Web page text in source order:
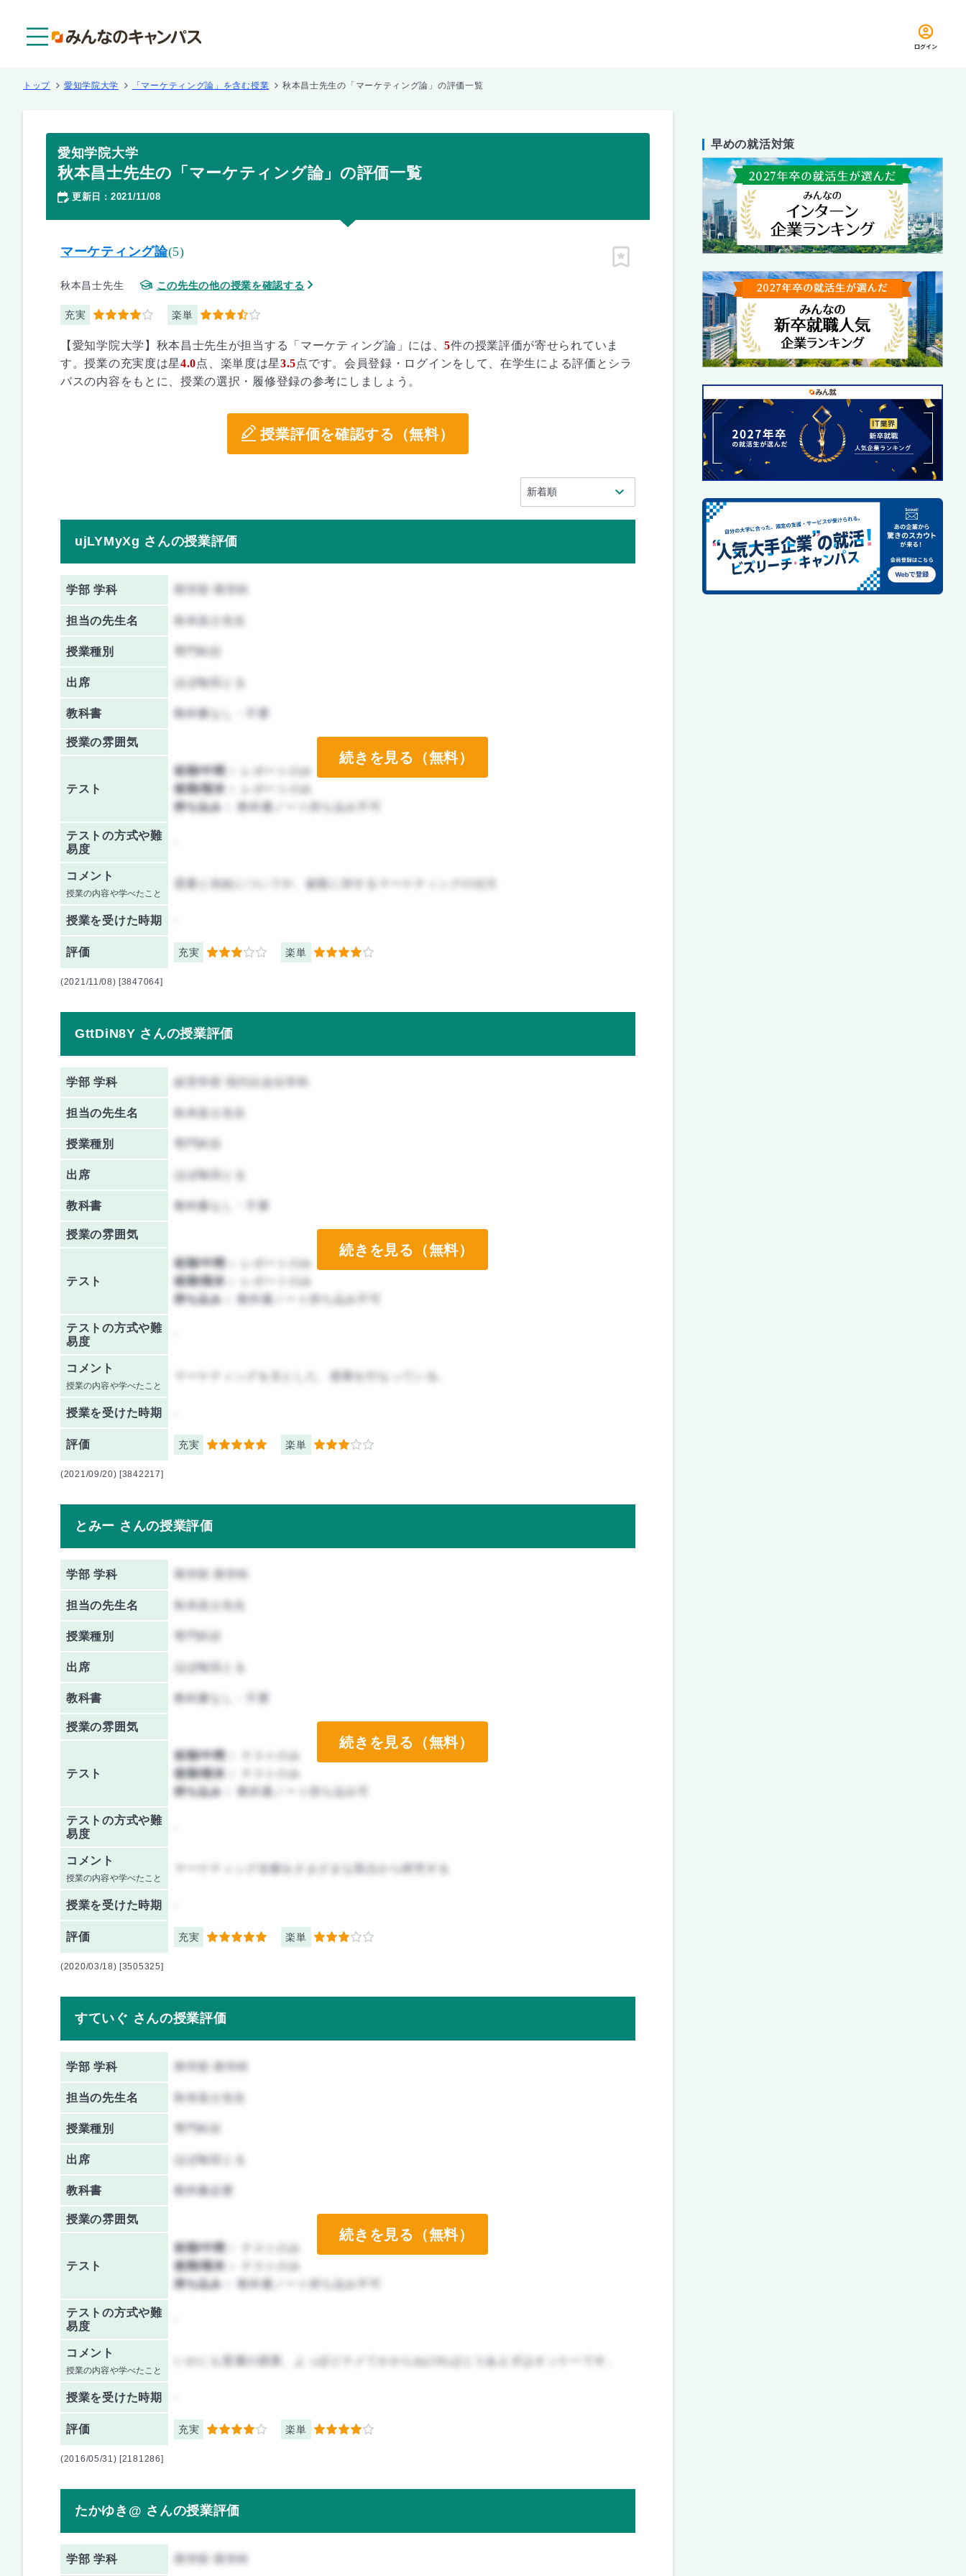
ログイン
トップ 愛知学院大学 「マーケティング論」を含む授業 秋本昌士先生の「マーケティング論」の評価一覧
愛知学院大学
秋本昌士先生の「マーケティング論」の評価一覧
更新日 ： 2021/11/08
マーケティング論(5)
秋本昌士先生 この先生の他の授業を確認する
充実 4 楽単 3.5
ピン留め
【愛知学院大学】秋本昌士先生が担当する「マーケティング論」には、5件の授業評価が寄せられていま
す。授業の充実度は星4.0点、楽単度は星3.5点です。会員登録・ログインをして、在学生による評価とシラ
バスの内容をもとに、授業の選択・履修登録の参考にしましょう。
授業評価を確認する（無料）
ujLYMyXg さんの授業評価
学部 学科
担当の先生名
授業種別 専門科目
出席 ほぼ毎回とる
教科書 教科書なし・不要
授業の雰囲気
テスト
前期/中間：
レポートのみ
後期/期末：
レポートのみ
持ち込み：
教科書ノート持ち込み不可
テストの方式や難
易度
コメント
授業の内容や学べたこと
需要と供給についてや、顧客に対するマーケティングの仕方
授業を受けた時期
評価 充実 3 楽単 4
続きを見る（無料）
(2021/11/08) [3847064]
GttDiN8Y さんの授業評価
学部 学科 経営学部 現代社会法学科
担当の先生名
授業種別 専門科目
出席 ほぼ毎回とる
教科書 教科書なし・不要
授業の雰囲気
テスト
前期/中間：
レポートのみ
後期/期末：
レポートのみ
持ち込み：
教科書ノート持ち込み不可
テストの方式や難
易度
コメント
授業の内容や学べたこと
授業を受けた時期
評価 充実 5 楽単 3
続きを見る（無料）
(2021/09/20) [3842217]
とみー さんの授業評価
学部 学科
担当の先生名
授業種別 専門科目
出席 ほぼ毎回とる
教科書 教科書なし・不要
授業の雰囲気
テスト
前期/中間：
テストのみ
後期/期末：
テストのみ
持ち込み：
教科書ノート持ち込み可
テストの方式や難
易度
コメント
授業の内容や学べたこと
マーケティング全般をさまざまな視点から研究する
授業を受けた時期
評価 充実 5 楽単 3
続きを見る（無料）
(2020/03/18) [3505325]
すていぐ さんの授業評価
学部 学科
担当の先生名
授業種別 専門科目
出席 ほぼ毎回とる
教科書 教科書必要
授業の雰囲気
テスト
前期/中間：
テストのみ
後期/期末：
テストのみ
持ち込み：
教科書ノート持ち込み不可
テストの方式や難
易度
コメント
授業の内容や学べたこと
いかにも普通の授業。よっぽどナメてかからねければとりあえずはオッケーです。
授業を受けた時期
評価 充実 4 楽単 4
続きを見る（無料）
(2016/05/31) [2181286]
たかゆき@ さんの授業評価
学部 学科
早めの就活対策